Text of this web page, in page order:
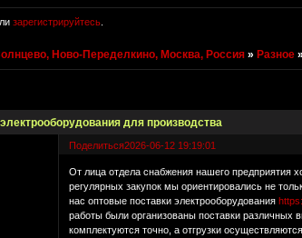
зарегистрируйтесь.
Ново-Переделкино, Москва, Россия »Разное
для производства
Поделиться2026-06-12 19:19:01
От лица отдела снабжения нашего предприятия
регулярных закупок мы ориентировались не
нас оптовые поставки электрооборудования
работы были организованы поставки различных
комплектуются точно, а отгрузки